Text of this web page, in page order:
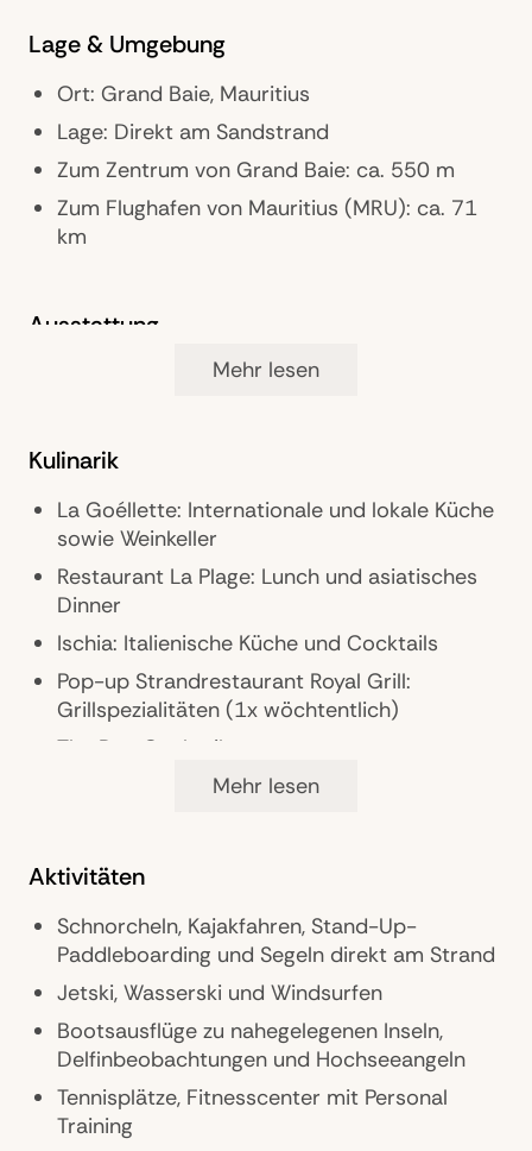
Lage & Umgebung
Ort: Grand Baie, Mauritius
Lage: Direkt am Sandstrand
Zum Zentrum von Grand Baie: ca. 550 m
Zum Flughafen von Mauritius (MRU): ca. 71
km
Ausstattung
Landeskategorie: 5 Sterne
Restaurants: 4
Pools: 3 (im Winter beheizt)
Gästebetreuung: Concierge Service
Parkmöglichkeiten: Parkplätze (inklusive)
Besonderheiten: Hubschrauberlandeplatz,
resorteigener Weinkeller
Mehr lesen
Kulinarik
La Goéllette: Internationale und lokale Küche
sowie Weinkeller
Restaurant La Plage: Lunch und asiatisches
Dinner
Ischia: Italienische Küche und Cocktails
Pop-up Strandrestaurant Royal Grill:
Grillspezialitäten (1x wöchtentlich)
The Bar: Cocktails
The Wine Cellar: Weinkeller mit ca. 370
(reservierungspflichtig)
24h Zimmerservice
Wellness & Fitness
Spa mit Wellness- und Beautyanwendungen
Dampfbad, Plungepool, Indoor- und
Outdoorentspannungsbereiche
Mehr lesen
Aktivitäten
Schnorcheln, Kajakfahren, Stand-Up-
Paddleboarding und Segeln direkt am Strand
Jetski, Wasserski und Windsurfen
Bootsausflüge zu nahegelegenen Inseln,
Delfinbeobachtungen und Hochseeangeln
Tennisplätze, Fitnesscenter mit Personal
Training